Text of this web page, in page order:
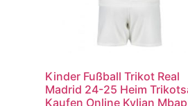
Kinder Fußball Trikot Real
Madrid 24-25 Heim
Kaufen Online Kylian